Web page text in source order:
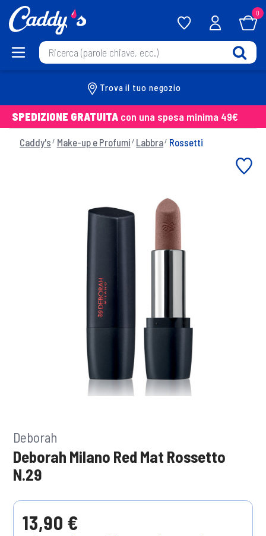
0
Trova il tuo negozio
SPEDIZIONE GRATUITA con una spesa minima 49€
Caddy's Make-up e Profumi Labbra Rossetti
Deborah
Deborah Milano Red Mat Rossetto
N.29
13,90 €